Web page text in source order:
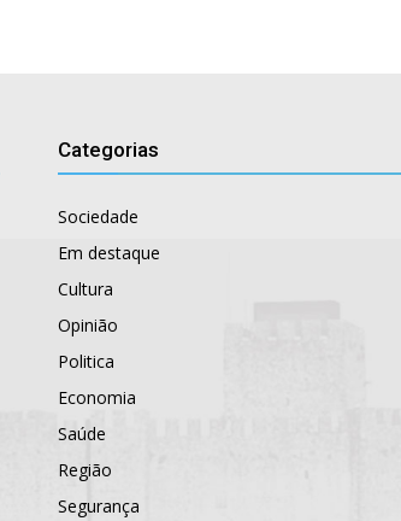
Categorias
Sociedade
Em destaque
Cultura
Opinião
Politica
Economia
Saúde
Região
Segurança